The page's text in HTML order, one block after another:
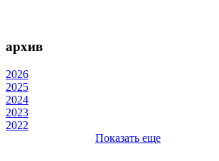
архив
2026
2025
2024
2023
2022
Показать еще